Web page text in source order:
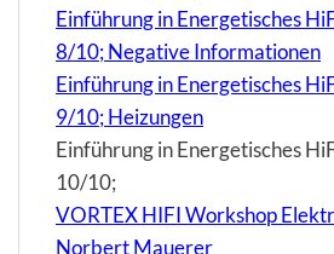
Einführung in Energetisches
8/10; Negative Informationen
Einführung in Energetisches
9/10; Heizungen
Einführung in Energetisches
10/10;
VORTEX HIFI Workshop
Norbert Mauerer